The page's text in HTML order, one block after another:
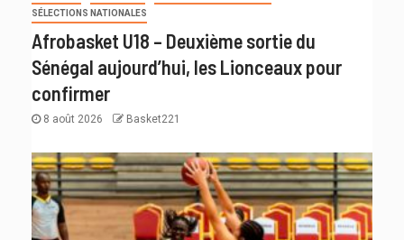
SÉLECTIONS NATIONALES
Afrobasket U18 – Deuxième sortie du
Sénégal aujourd’hui, les Lionceaux pour
confirmer
8 août 2026 Basket221